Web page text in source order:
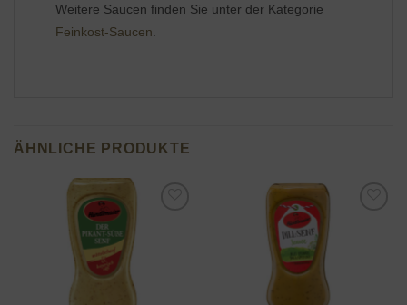
Weitere Saucen finden Sie unter der Kategorie
Feinkost-Saucen
ÄHNLICHE PRODUKTE